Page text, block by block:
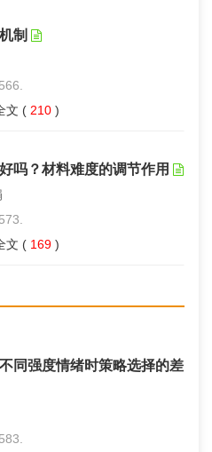
制
文 ( 210 )
吗？材料难度的调节作用
文 ( 169 )
同强度情绪时策略选择的差